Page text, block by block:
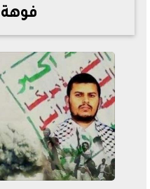
خطوات الاستعلام فور
تصرف مثير من ميسي
تحسن حالة فضل شاكر
تفاصيل
أسعار الحديد
فوهة